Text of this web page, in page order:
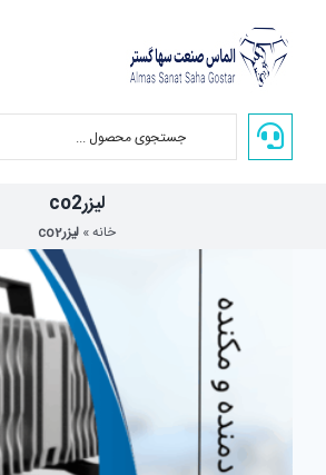
content
لیزرco2
خانه» لیزرco2